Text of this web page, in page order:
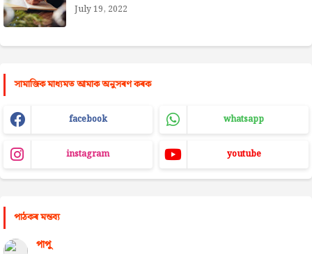
July 19, 2022
সামাজিক মাধ্যমত আমাক অনুসৰণ কৰক
facebook whatsapp
instagram youtube
পাঠকৰ মন্তব্য
পাপু